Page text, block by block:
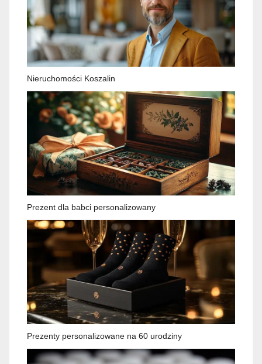
Nieruchomości Koszalin
Prezent dla babci personalizowany
Prezenty personalizowane na 60 urodziny